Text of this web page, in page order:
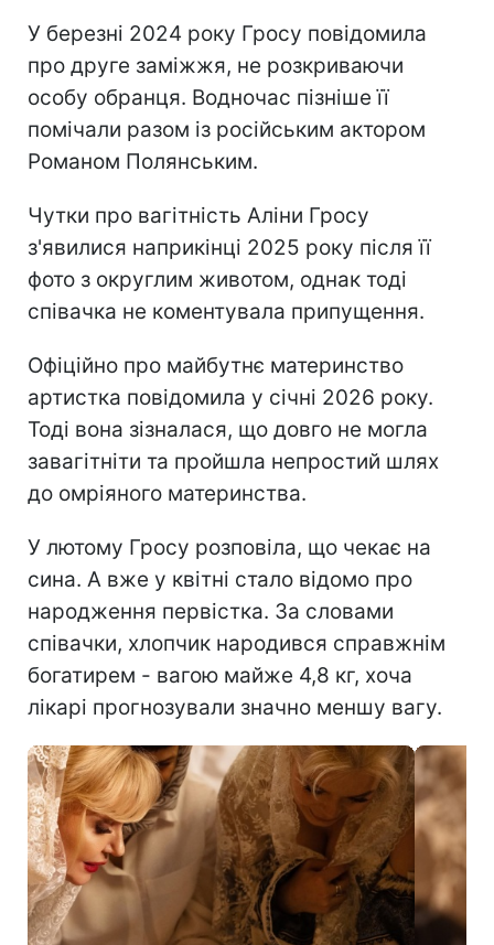
У березні 2024 року Гросу повідомила
про друге заміжжя, не розкриваючи
особу обранця. Водночас пізніше її
помічали разом із російським актором
Романом Полянським.
Чутки про вагітність Аліни Гросу
з'явилися наприкінці 2025 року після її
фото з округлим животом, однак тоді
співачка не коментувала припущення.
Офіційно про майбутнє материнство
артистка повідомила у січні 2026 року.
Тоді вона зізналася, що довго не могла
завагітніти та пройшла непростий шлях
до омріяного материнства.
У лютому Гросу розповіла, що чекає на
сина. А вже у квітні стало відомо про
народження первістка. За словами
співачки, хлопчик народився справжнім
богатирем - вагою майже 4,8 кг, хоча
лікарі прогнозували значно меншу вагу.